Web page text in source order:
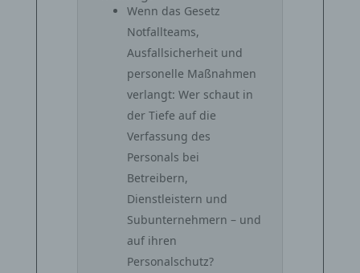
Wenn das Gesetz
Notfallteams,
Ausfallsicherheit und
personelle Maßnahmen
verlangt: Wer schaut in
der Tiefe auf die
Verfassung des
Personals bei
Betreibern,
Dienstleistern und
Subunternehmern – und
auf ihren
Personalschutz?